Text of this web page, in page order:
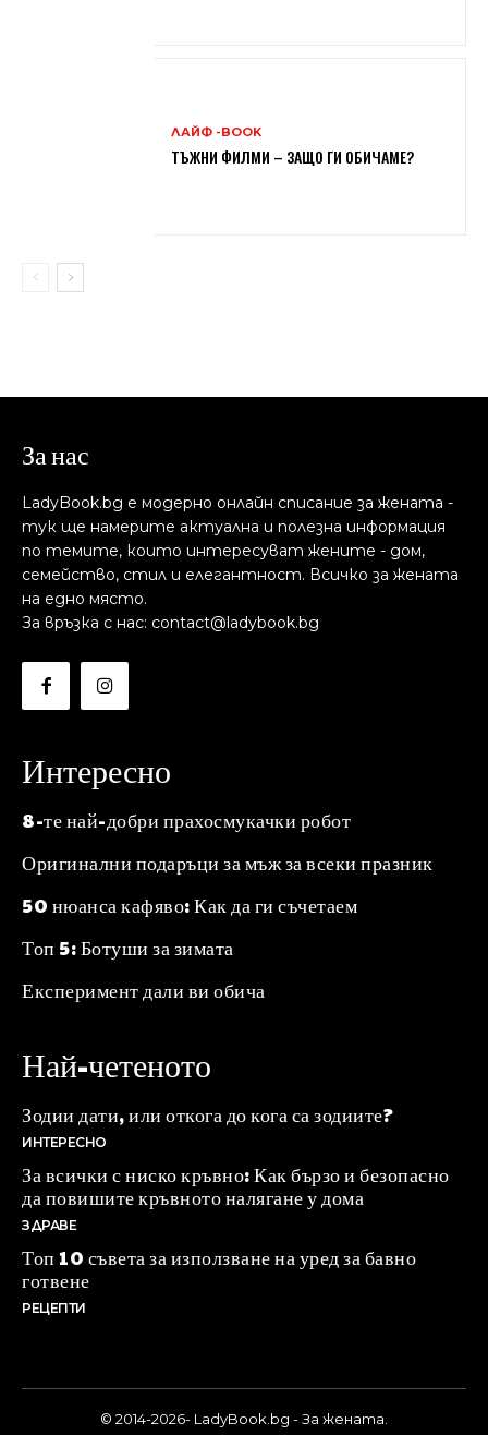
ЛАЙФ -BOOK
ТЪЖНИ ФИЛМИ – ЗАЩО ГИ ОБИЧАМЕ?
За нас
LadyBook.bg е модерно онлайн списание за жената -
тук ще намерите актуална и полезна информация
по темите, които интересуват жените - дом,
семейство, стил и елегантност. Всичко за жената
на едно място.
За връзка с нас: contact@ladybook.bg
Интересно
8-те най-добри прахосмукачки робот
Оригинални подаръци за мъж за всеки празник
50 нюанса кафяво: Как да ги съчетаем
Топ 5: Ботуши за зимата
Експеримент дали ви обича
Най-четеното
Зодии дати, или откога до кога са зодиите?
ИНТЕРЕСНО
За всички с ниско кръвно: Как бързо и безопасно
да повишите кръвното налягане у дома
ЗДРАВЕ
Топ 10 съвета за използване на уред за бавно
готвене
РЕЦЕПТИ
© 2014-2026- LadyBook.bg - За жената.